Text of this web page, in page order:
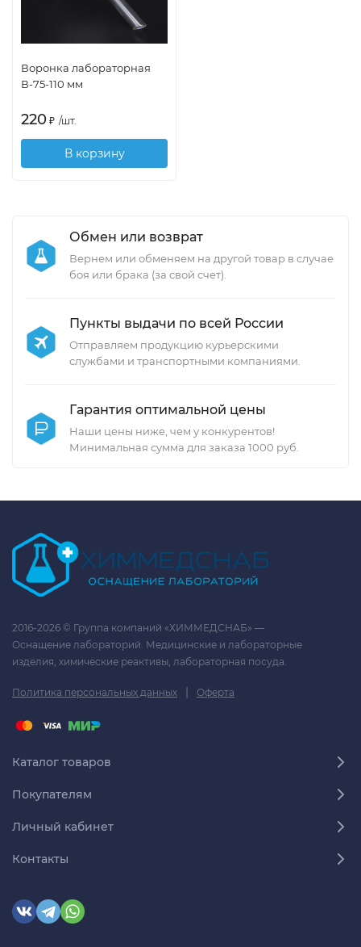
Воронка лабораторная
В-75-110 мм
220 ₽ /шт.
В корзину
Обмен или возврат
Вернем или обменяем на другой товар в случае
боя или брака (за свой счет).
Пункты выдачи по всей России
Отправляем продукцию курьерскими
службами и транспортными компаниями.
Гарантия оптимальной цены
Наши цены ниже, чем у конкурентов!
Минимальная сумма для заказа 1000 руб.
2016-2026 © Группа компаний «ХИММЕДСНАБ» —
Оснащение лабораторий. Медицинские и лабораторные
изделия, химические реактивы, лабораторная посуда.
Политика персональных данных | Оферта
Каталог товаров
Покупателям
Личный кабинет
Контакты